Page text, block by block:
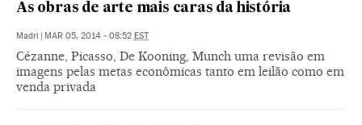
As obras de arte mais caras da história
Madri | MAR 05, 2014 - 08:52 EST
Cézanne, Picasso, De Kooning, Munch uma revisão em
imagens pelas metas econômicas tanto em leilão como em
venda privada